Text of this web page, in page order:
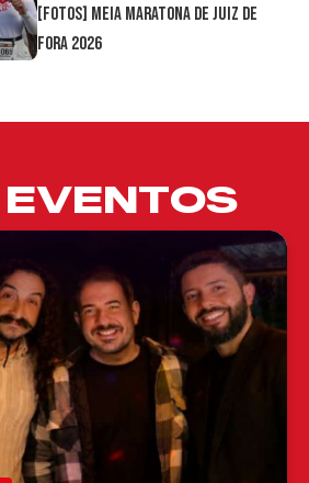
[FOTOS] Meia Maratona de Juiz de
Fora 2026
EVENTOS